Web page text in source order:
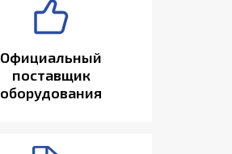
Официальный
поставщик
оборудования